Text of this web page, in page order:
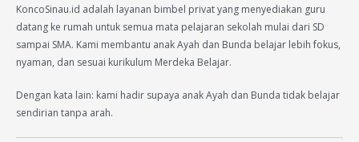
KoncoSinau.id adalah layanan bimbel privat yang menyediakan guru
datang ke rumah untuk semua mata pelajaran sekolah mulai dari SD
sampai SMA. Kami membantu anak Ayah dan Bunda belajar lebih fokus,
nyaman, dan sesuai kurikulum Merdeka Belajar.
Dengan kata lain: kami hadir supaya anak Ayah dan Bunda tidak belajar
sendirian tanpa arah.